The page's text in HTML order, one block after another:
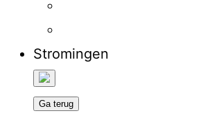
Stromingen
Ga terug